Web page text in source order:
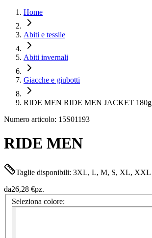
Home
Abiti e tessile
Abiti invernali
Giacche e giubotti
RIDE MEN RIDE MEN JACKET 180g
Numero articolo: 15S01193
RIDE MEN
Taglie disponibili: 3XL, L, M, S, XL, XXL
da26,28 €pz.
Seleziona colore: